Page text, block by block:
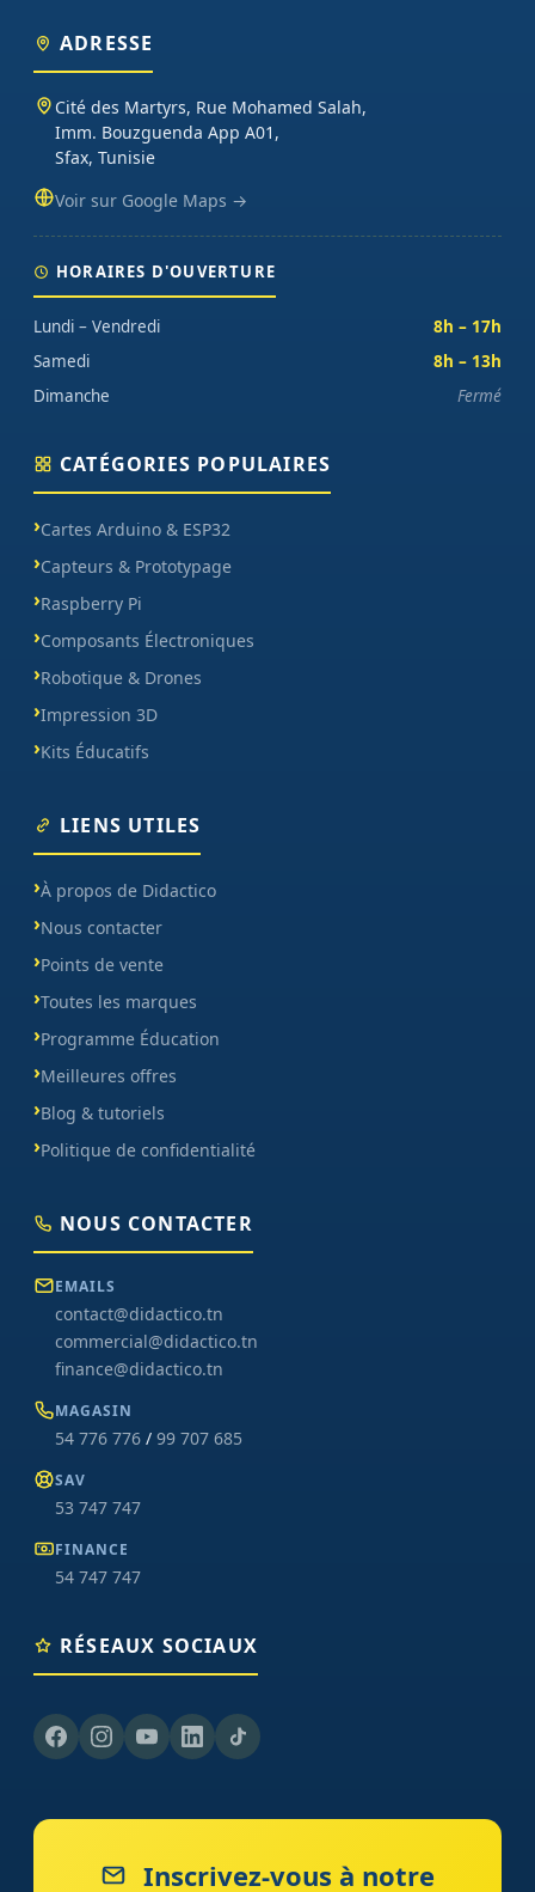
ADRESSE
Cité des Martyrs, Rue Mohamed Salah,
Imm. Bouzguenda App A01,
Sfax, Tunisie
Voir sur Google Maps →
HORAIRES D'OUVERTURE
Lundi – Vendredi
8h – 17h
Samedi
8h – 13h
Dimanche
Fermé
CATÉGORIES POPULAIRES
Cartes Arduino & ESP32
Capteurs & Prototypage
Raspberry Pi
Composants Électroniques
Robotique & Drones
Impression 3D
Kits Éducatifs
LIENS UTILES
À propos de Didactico
Nous contacter
Points de vente
Toutes les marques
Programme Éducation
Meilleures offres
Blog & tutoriels
Politique de confidentialité
NOUS CONTACTER
EMAILS
contact@didactico.tn
commercial@didactico.tn
finance@didactico.tn
MAGASIN
54 776 776 / 99 707 685
SAV
53 747 747
FINANCE
54 747 747
RÉSEAUX SOCIAUX
Inscrivez-vous à notre